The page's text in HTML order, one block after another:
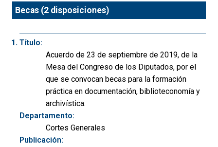
Becas (2 disposiciones)
Título:
Acuerdo de 23 de septiembre de 2019, de la
Mesa del Congreso de los Diputados, por el
que se convocan becas para la formación
práctica en documentación, biblioteconomía y
archivística.
Departamento:
Cortes Generales
Publicación: